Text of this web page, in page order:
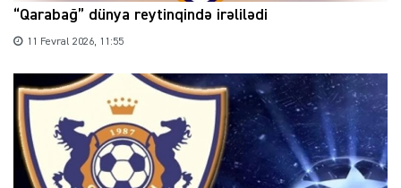
“Qarabağ” dünya reytinqində irəlilədi
11 Fevral 2026, 11:55